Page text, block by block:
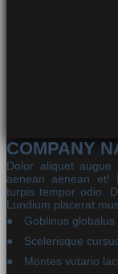
COMPANY
Dolor aliquet
aenean aenean et!
turpis tempor odio.
Lundium placerat
Goblinus
Scelerisque
Montes vutario